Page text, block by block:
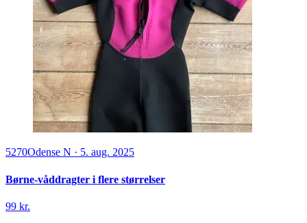
5270Odense N · 5. aug. 2025
Børne-våddragter i flere størrelser
99 kr.